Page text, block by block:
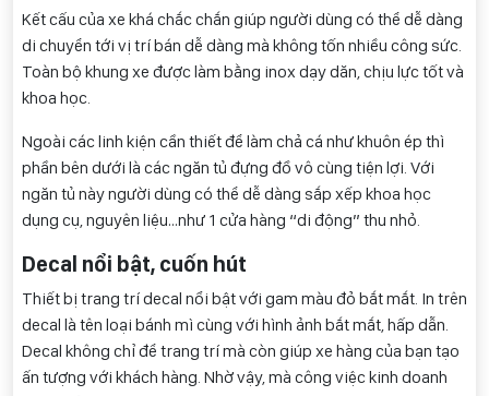
Kết cấu của xe khá chắc chắn giúp người dùng có thể dễ dàng
di chuyển tới vị trí bán dễ dàng mà không tốn nhiều công sức.
Toàn bộ khung xe được làm bằng inox dạy dăn, chịu lực tốt và
khoa học.
Ngoài các linh kiện cần thiết để làm chả cá như khuôn ép thì
phần bên dưới là các ngăn tủ đựng đồ vô cùng tiện lợi. Với
ngăn tủ này người dùng có thể dễ dàng sắp xếp khoa học
dụng cụ, nguyên liệu…như 1 cửa hàng “di động” thu nhỏ.
Decal nổi bật, cuốn hút
Thiết bị trang trí decal nổi bật với gam màu đỏ bắt mắt. In trên
decal là tên loại bánh mì cùng với hình ảnh bắt mắt, hấp dẫn.
Decal không chỉ để trang trí mà còn giúp xe hàng của bạn tạo
ấn tượng với khách hàng. Nhờ vậy, mà công việc kinh doanh